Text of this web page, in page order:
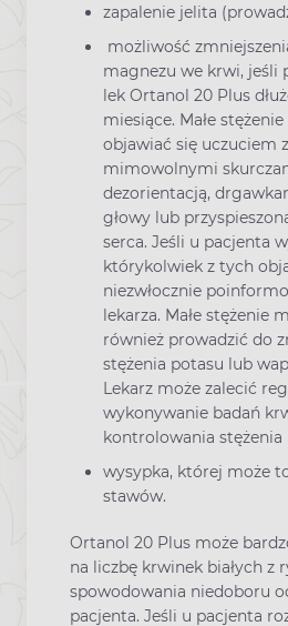
zapalenie jelita
możliwość
magnezu we krwi, jeśli
lek Ortanol 20 Plus
miesiące. Małe
objawiać się uczuciem
mimowolnymi
dezorientacją,
głowy lub
serca. Jeśli u pacjenta
którykolwiek z tych
niezwłocznie
lekarza. Małe stężenie
również prowadzić do
stężenia potasu lub
Lekarz może zalecić
wykonywanie badań
kontrolowania stężenia
wysypka, której może
stawów.
Ortanol 20 Plus może
na liczbę krwinek białych z
spowodowania niedoboru
pacjenta. Jeśli u pacjenta